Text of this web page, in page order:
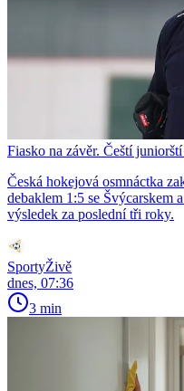
Fiasko na závěr. Čeští
Česká hokejová osmnáctka
debaklem 1:5 se Švýcarskem
výsledek za poslední tři roky.
SportyŽivě
dnes, 07:36
3 min